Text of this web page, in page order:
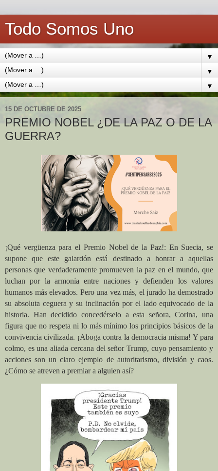
Todo Somos Uno
▼
▼
▼
15 DE OCTUBRE DE 2025
PREMIO NOBEL ¿DE LA PAZ O DE LA
GUERRA?
¡Qué vergüenza para el Premio Nobel de la Paz!: En Suecia, se
supone que este galardón está destinado a honrar a aquellas
personas que verdaderamente promueven la paz en el mundo, que
luchan por la armonía entre naciones y defienden los valores
humanos más elevados. Pero una vez más, el jurado ha demostrado
su absoluta ceguera y su inclinación por el lado equivocado de la
historia. Han decidido concedérselo a esta señora, Corina, una
figura que no respeta ni lo más mínimo los principios básicos de la
convivencia civilizada. ¡Aboga contra la democracia misma! Y para
colmo, es una aliada cercana del señor Trump, cuyo pensamiento y
acciones son un claro ejemplo de autoritarismo, división y caos.
¿Cómo se atreven a premiar a alguien así?